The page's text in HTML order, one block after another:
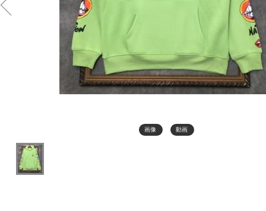
画像 動画